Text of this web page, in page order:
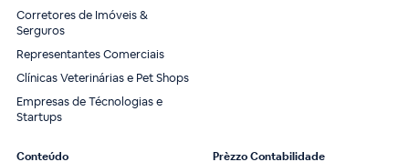
Corretores de Imóveis &
Serguros
Representantes Comerciais
Clínicas Veterinárias e Pet Shops
Empresas de Técnologias e
Startups
Conteúdo Prèzzo Contabilidade